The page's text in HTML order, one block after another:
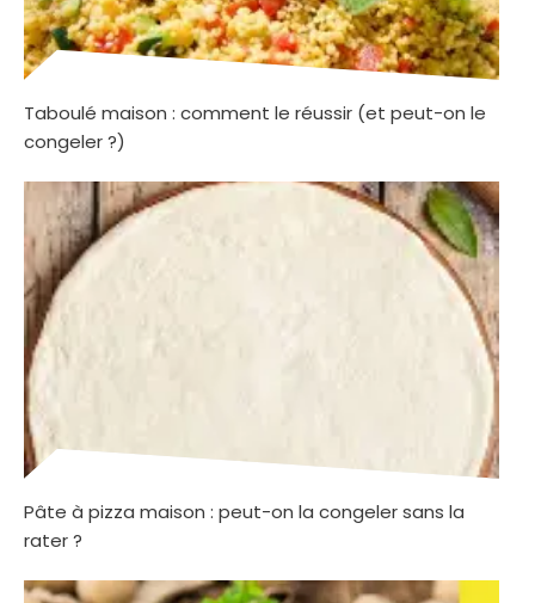
Taboulé maison : comment le réussir (et peut-on le
congeler ?)
Pâte à pizza maison : peut-on la congeler sans la
rater ?